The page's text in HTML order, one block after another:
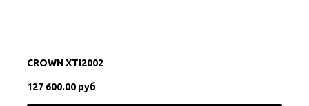
CROWN XTI2002
127 600.00 руб